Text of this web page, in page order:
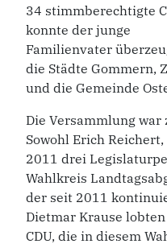
34 stimmberechtigte
konnte der junge
Familienvater
die Städte Gommern,
und die Gemeinde
Die Versammlung
Sowohl Erich
2011 drei
Wahlkreis
der seit 2011
Dietmar Krause
CDU, die in diesem